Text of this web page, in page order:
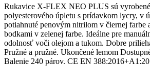
Rukavice X-FLEX NEO PLUS sú
polyesterového úpletu s prídavkom lycry, v
potiahnuté penovým nitrilom v čiernej farbe
bodkami v zelenej farbe. Ideálne pre
odolnosť voči olejom a tukom. Dobre
Pružné a pružné. Ukončené lemom
Balenie 240 párov. CE EN